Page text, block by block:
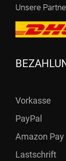
Unsere
Vorkasse
PayPal
Amazon Pay
Lastschrift